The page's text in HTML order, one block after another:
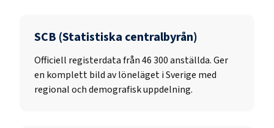
SCB (Statistiska centralbyrån)
Officiell registerdata från46 300anställda. Ger
en komplett bild av löneläget i Sverige med
regional och demografisk uppdelning.